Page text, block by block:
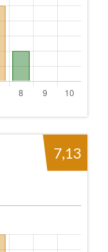
7,13